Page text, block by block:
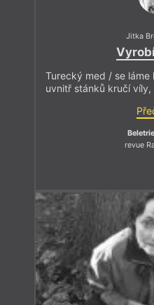
Jitka
Turecký med / se
uvnitř stánků kručí víly,
Beletrie
revue